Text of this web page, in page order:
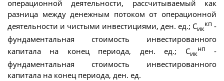
операционной деятельности, рассчитываемый как
разница между денежным потоком от операционной
деятельности и чистыми инвестициями, ден. ед.; Сик
кп -
фундаментальная стоимость инвестированного
капитала на конец периода, ден. ед.; Сик
нп
-
фундаментальная стоимость инвестированного
капитала на конец периода, ден. ед.